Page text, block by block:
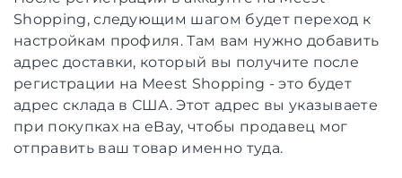
Shopping, следующим шагом будет переход к
настройкам профиля. Там вам нужно добавить
адрес доставки, который вы получите после
регистрации на Meest Shopping - это будет
адрес склада в США. Этот адрес вы указываете
при покупках на eBay, чтобы продавец мог
отправить ваш товар именно туда.